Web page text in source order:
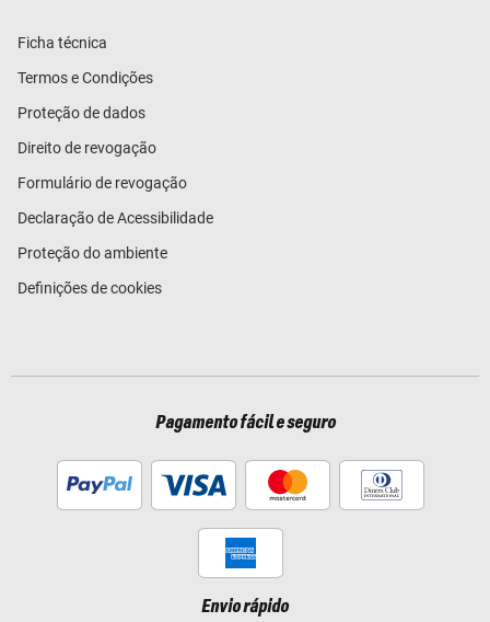
Ficha técnica
Termos e Condições
Proteção de dados
Direito de revogação
Formulário de revogação
Declaração de Acessibilidade
Proteção do ambiente
Definições de cookies
Pagamento fácil e seguro
Envio rápido